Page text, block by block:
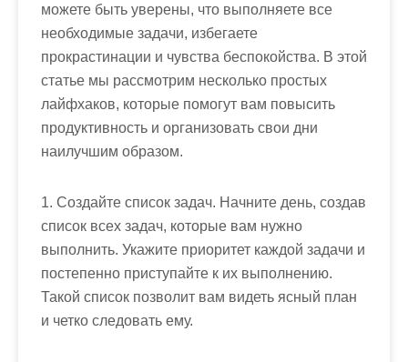
можете быть уверены, что выполняете все
необходимые задачи, избегаете
прокрастинации и чувства беспокойства. В этой
статье мы рассмотрим несколько простых
лайфхаков, которые помогут вам повысить
продуктивность и организовать свои дни
наилучшим образом.
1. Создайте список задач. Начните день, создав
список всех задач, которые вам нужно
выполнить. Укажите приоритет каждой задачи и
постепенно приступайте к их выполнению.
Такой список позволит вам видеть ясный план
и четко следовать ему.